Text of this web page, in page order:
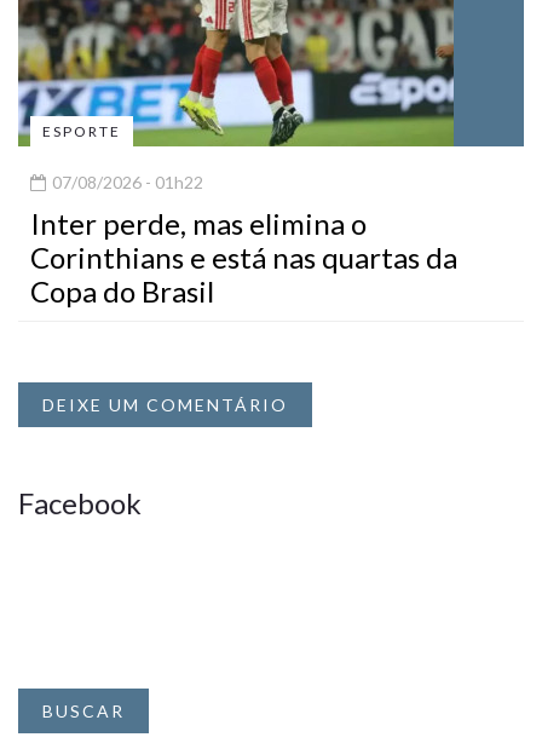
ESPORTE
07/08/2026 - 01h22
Inter perde, mas elimina o
Corinthians e está nas quartas da
Copa do Brasil
DEIXE UM COMENTÁRIO
Facebook
BUSCAR